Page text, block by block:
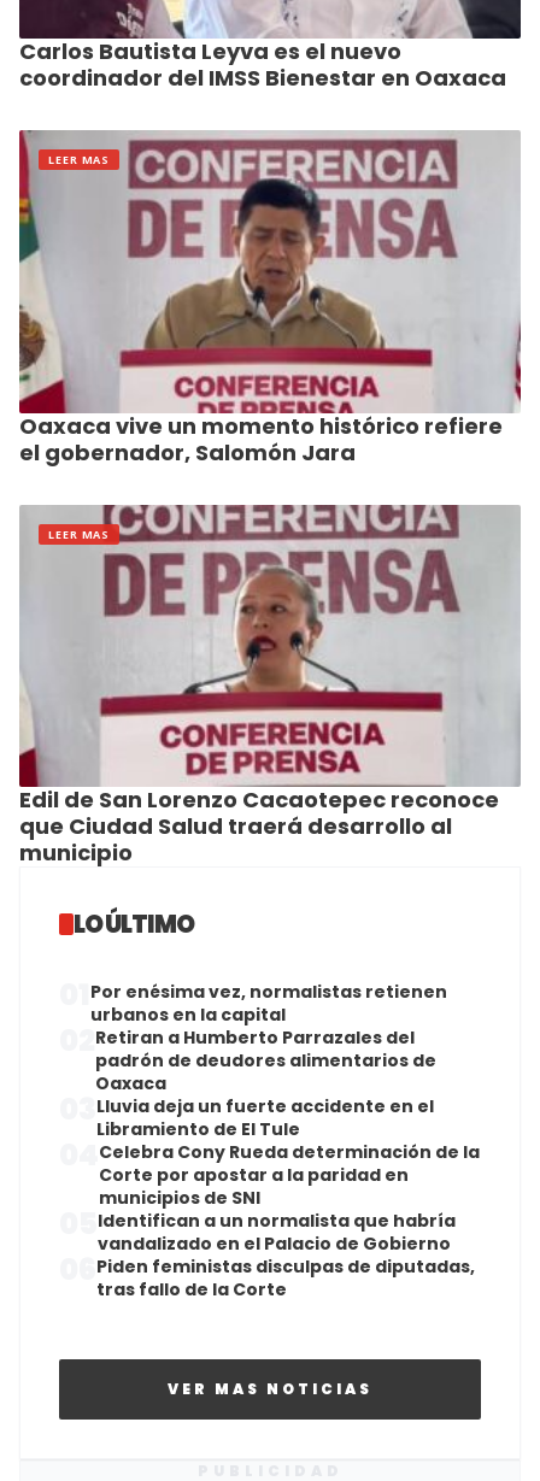
Carlos Bautista Leyva es el nuevo
coordinador del IMSS Bienestar en Oaxaca
LEER MAS
Oaxaca vive un momento histórico refiere
el gobernador, Salomón Jara
LEER MAS
Edil de San Lorenzo Cacaotepec reconoce
que Ciudad Salud traerá desarrollo al
municipio
LO ÚLTIMO
Por enésima vez, normalistas retienen
urbanos en la capital
Retiran a Humberto Parrazales del
padrón de deudores alimentarios de
Oaxaca
Lluvia deja un fuerte accidente en el
Libramiento de El Tule
Celebra Cony Rueda determinación de la
Corte por apostar a la paridad en
municipios de SNI
Identifican a un normalista que habría
vandalizado en el Palacio de Gobierno
Piden feministas disculpas de diputadas,
tras fallo de la Corte
VER MAS NOTICIAS